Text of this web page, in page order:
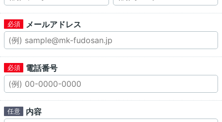
メールアドレス
電話番号
内容